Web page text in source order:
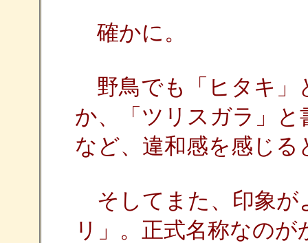
確かに。
野鳥でも「ヒタキ」
か、「ツリスガラ」
など、違和感を感じ
そしてまた、印象が
リ」。正式名称なの